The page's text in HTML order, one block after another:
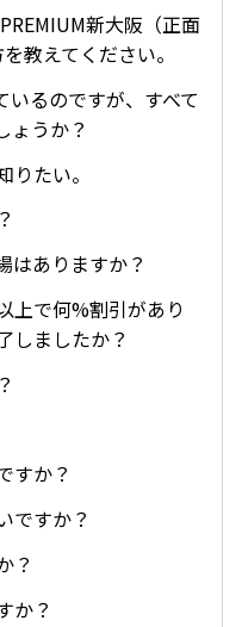
新大阪（正面
教えてください。
るのですが、すべて
ょうか？
たい。
はありますか？
上で何%割引があり
しましたか？
すか？
ですか？
？
か？